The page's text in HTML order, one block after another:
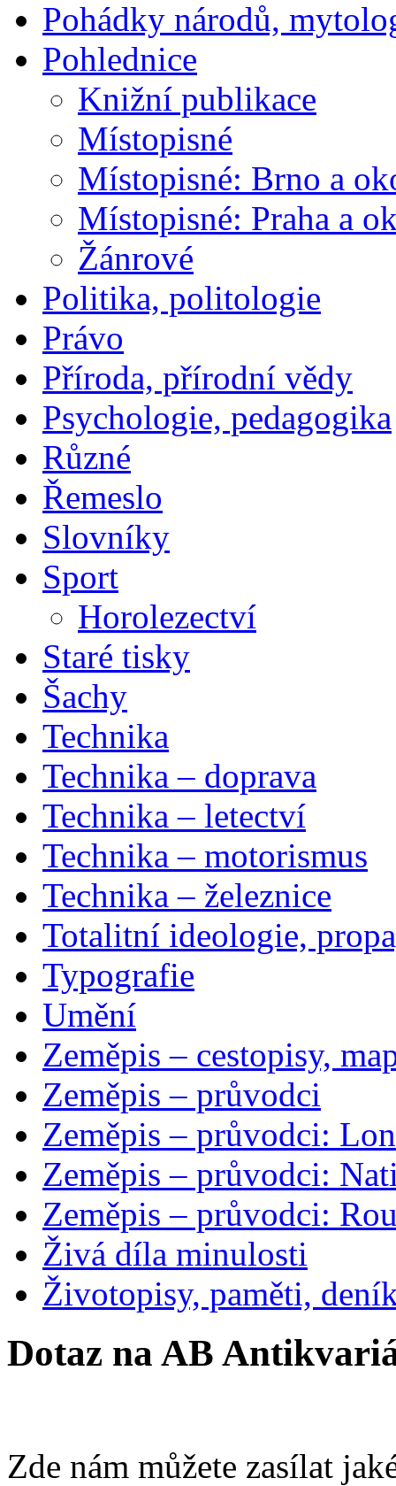
Pohádky národů,
Pohlednice
Knižní publikace
Místopisné
Místopisné: Brno a
Místopisné: Praha a
Žánrové
Politika, politologie
Právo
Příroda, přírodní vědy
Psychologie, pedagogika
Různé
Řemeslo
Slovníky
Sport
Horolezectví
Staré tisky
Šachy
Technika
Technika – doprava
Technika – letectví
Technika – motorismus
Technika – železnice
Totalitní ideologie,
Typografie
Umění
Zeměpis – cestopisy,
Zeměpis – průvodci
Zeměpis – průvodci:
Zeměpis – průvodci:
Zeměpis – průvodci:
Živá díla minulosti
Životopisy, paměti,
Dotaz na AB
Zde nám můžete zasílat